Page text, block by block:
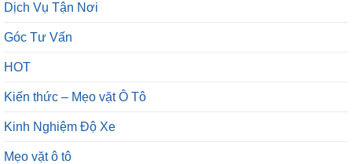
Dịch Vụ Tận Nơi
Góc Tư Vấn
HOT
Kiến thức – Mẹo vặt Ô Tô
Kinh Nghiệm Độ Xe
Mẹo vặt ô tô